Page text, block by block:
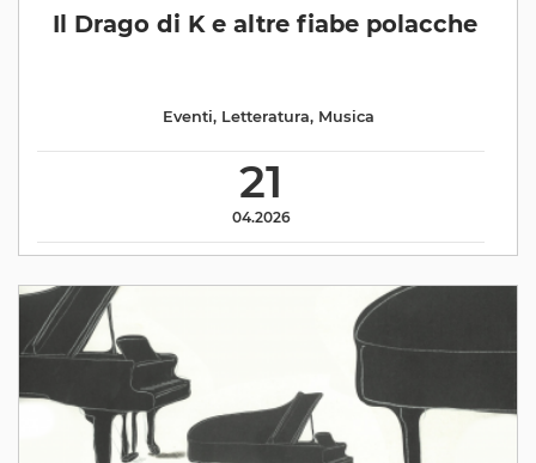
Il Drago di K e altre fiabe polacche
21
04.2026
Eventi, Letteratura, Musica